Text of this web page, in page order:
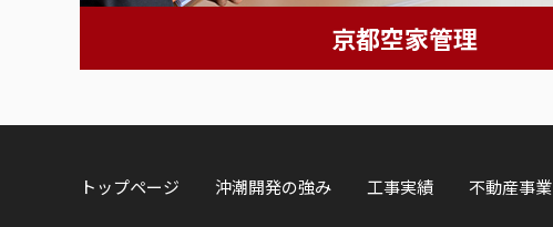
京都空家管理
トップページ 沖潮開発の強み 工事実績 不動産事業